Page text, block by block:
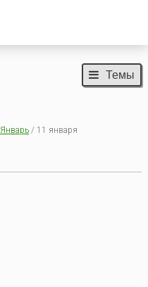
Темы
Январь/ 11 января